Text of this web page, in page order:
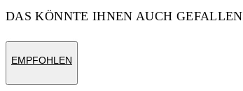
DAS KÖNNTE IHNEN AUCH GEFALLEN
EMPFOHLEN